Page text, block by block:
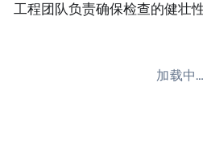
工程团队负责确保检查的健壮性
加载中…